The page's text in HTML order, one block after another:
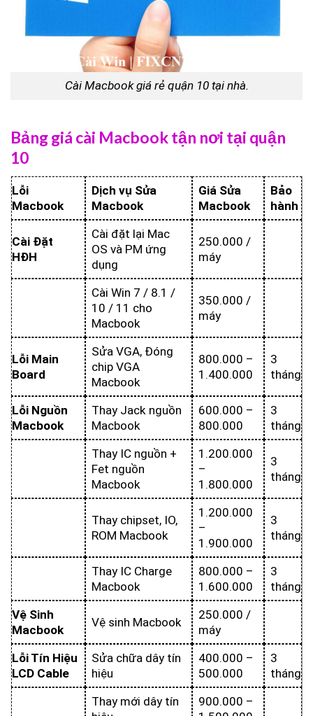
Cài Macbook giá rẻ quận 10 tại nhà.
Bảng giá cài Macbook tận nơi tại quận
10
Lỗi
Macbook
Dịch vụ Sửa
Macbook
Giá Sửa
Macbook
Bảo
hành
Cài Đặt
HĐH
Cài đặt lại Mac
OS và PM ứng
dụng
250.000 /
máy
Cài Win 7 / 8.1 /
10 / 11 cho
Macbook
350.000 /
máy
Lỗi Main
Board
Sửa VGA, Đóng
chip VGA
Macbook
800.000 –
1.400.000
3
tháng
Lỗi Nguồn
Macbook
Thay Jack nguồn
Macbook
600.000 –
800.000
3
tháng
Thay IC nguồn +
Fet nguồn
Macbook
1.200.000
–
1.800.000
3
tháng
Thay chipset, IO,
ROM Macbook
1.200.000
–
1.900.000
3
tháng
Thay IC Charge
Macbook
800.000 –
1.600.000
3
tháng
Vệ Sinh
Macbook
Vệ sinh Macbook
250.000 /
máy
Lỗi Tín Hiệu
LCD Cable
Sửa chữa dây tín
hiệu
400.000 –
500.000
3
tháng
Thay mới dây tín
900.000 –